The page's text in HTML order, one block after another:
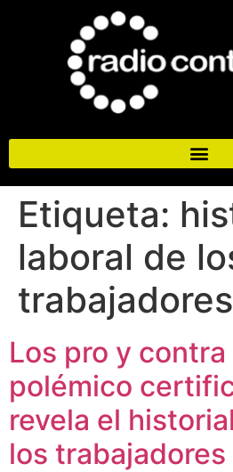
Etiqueta:
laboral de
trabajadores
Los pro y contra
polémico
revela el
los trabajadores